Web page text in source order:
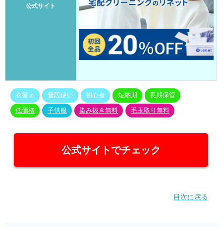
公式サイト
衣替え 普段使い 初心者 短納期 長期保管
低価格 子供服 染み抜き無料 毛玉取り無料
公式サイトでチェック
目次に戻る